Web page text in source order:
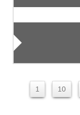
1 10